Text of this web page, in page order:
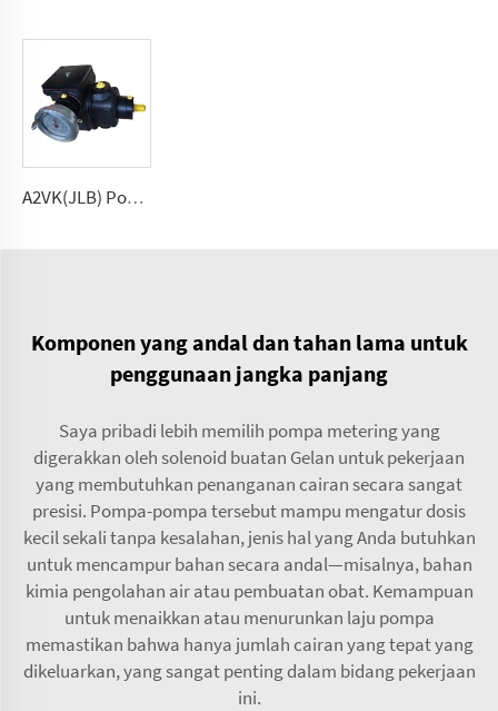
A2VK(JLB) Pompa pengukur tekanan tinggi untuk PU 5, 12, 28, 55, 107, 225(cmᶟ ⁄rev)
Komponen yang andal dan tahan lama untuk
penggunaan jangka panjang
Saya pribadi lebih memilih pompa metering yang
digerakkan oleh solenoid buatan Gelan untuk pekerjaan
yang membutuhkan penanganan cairan secara sangat
presisi. Pompa-pompa tersebut mampu mengatur dosis
kecil sekali tanpa kesalahan, jenis hal yang Anda butuhkan
untuk mencampur bahan secara andal—misalnya, bahan
kimia pengolahan air atau pembuatan obat. Kemampuan
untuk menaikkan atau menurunkan laju pompa
memastikan bahwa hanya jumlah cairan yang tepat yang
dikeluarkan, yang sangat penting dalam bidang pekerjaan
ini.